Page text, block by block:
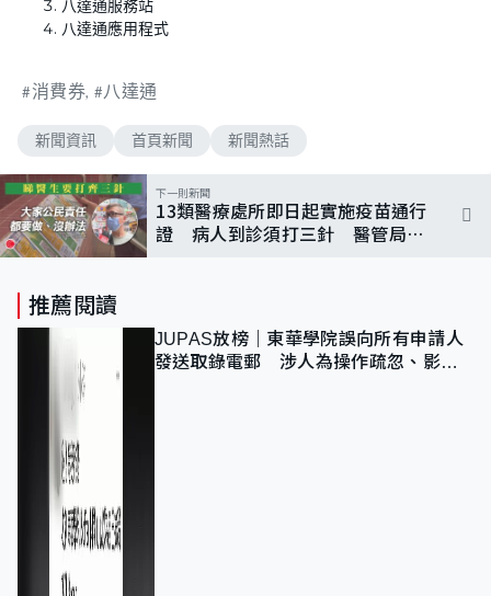
八達通服務站
八達通應用程式
消費券 八達通
新聞資訊 首頁新聞 新聞熱話
下一則新聞
13類醫療處所即日起實施疫苗通行
證 病人到診須打三針 醫管局：
推薦閱讀
JUPAS放榜｜東華學院誤向所有申請人
發送取錄電郵 涉人為操作疏忽、影響